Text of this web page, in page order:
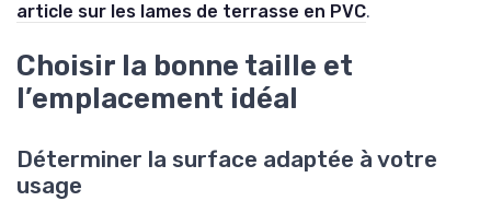
article sur les lames de terrasse en PVC.
Choisir la bonne taille et
l’emplacement idéal
Déterminer la surface adaptée à votre
usage